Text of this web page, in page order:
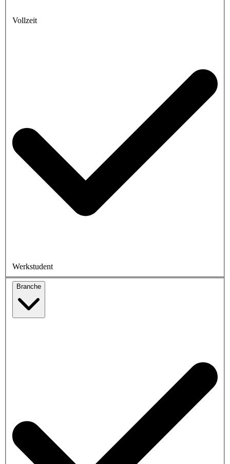
Vollzeit
Werkstudent
Branche